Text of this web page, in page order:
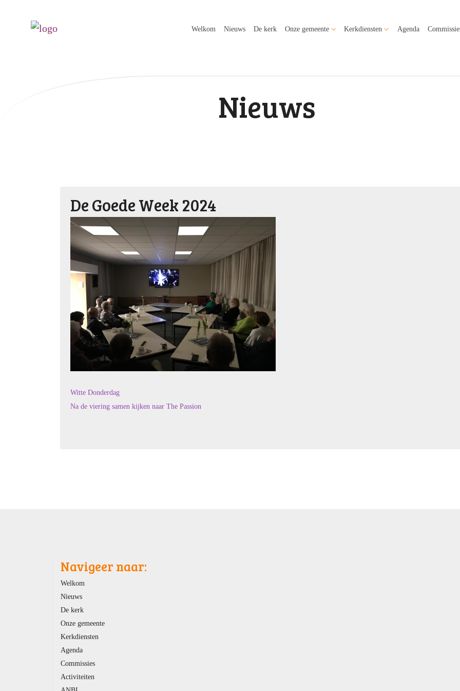
Welkom Nieuws De kerk Onze gemeente Kerkdiensten Agenda
Nieuws
De Goede Week 2024
Witte Donderdag
Na de viering samen kijken naar The Passion
Navigeer naar:
Welkom
Nieuws
De kerk
Onze gemeente
Kerkdiensten
Agenda
Commissies
Activiteiten